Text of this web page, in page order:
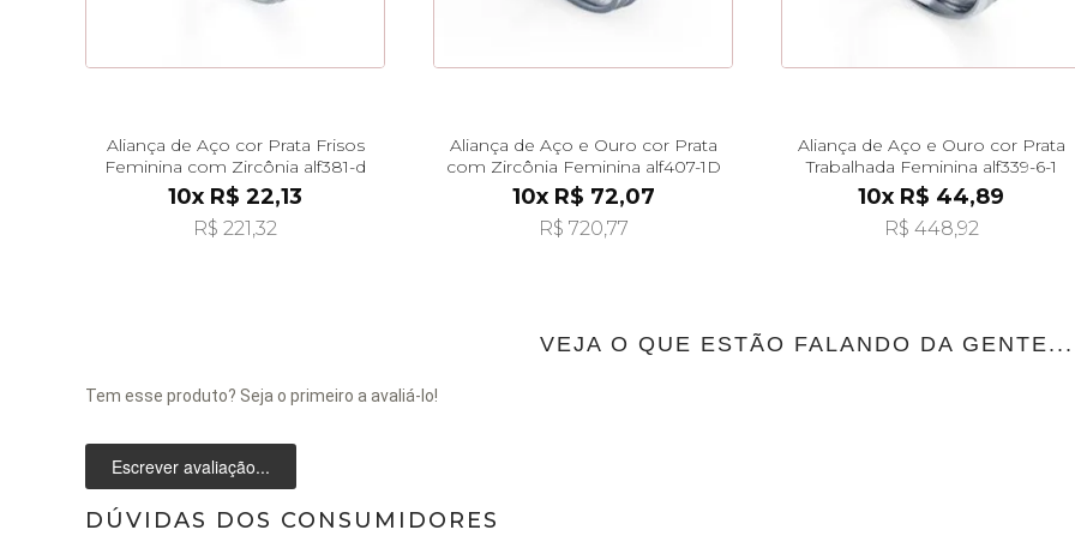
Aliança de Aço cor Prata Frisos
Feminina com Zircônia alf381-d
10x R$ 22,13
R$ 221,32
Aliança de Aço e Ouro cor Prata
com Zircônia Feminina alf407-1D
10x R$ 72,07
R$ 720,77
Aliança de Aço e Ouro cor Prata
Trabalhada Feminina alf339-6-1
10x R$ 44,89
R$ 448,92
VEJA O QUE ESTÃO FALANDO DA GENTE...
Tem esse produto? Seja o primeiro a avaliá-lo!
Escrever avaliação...
DÚVIDAS DOS CONSUMIDORES